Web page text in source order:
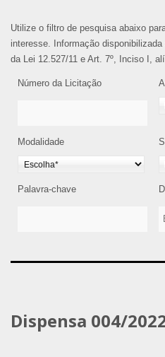
Utilize o filtro de pesquisa abaixo
interesse. Informação
da Lei 12.527/11 e Art. 7º, Inciso I,
Número da Licitação
Modalidade
Palavra-chave
Dispensa 004/